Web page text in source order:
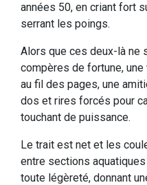
années 50, en criant fort
serrant les poings.
Alors que ces deux-là ne
compères de fortune,
au fil des pages, une
dos et rires forcés pour
touchant de puissance.
Le trait est net et les
entre sections
toute légèreté, donnant